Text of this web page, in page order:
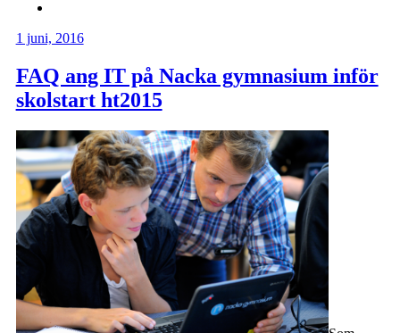
1 juni, 2016
FAQ ang IT på Nacka gymnasium inför
skolstart ht2015